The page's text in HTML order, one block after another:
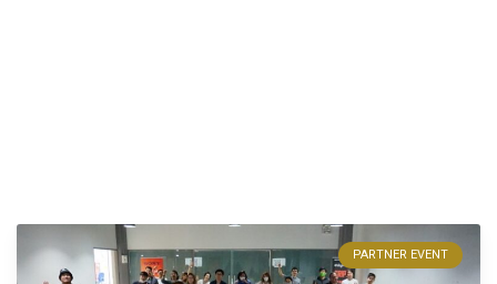
PARTNER EVENT